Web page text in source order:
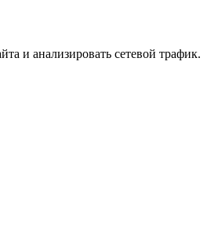
и анализировать сетевой трафик.